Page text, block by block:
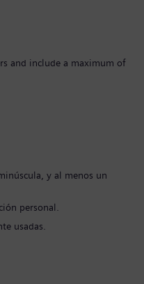
and include a maximum of
y al menos un
personal.
usadas.